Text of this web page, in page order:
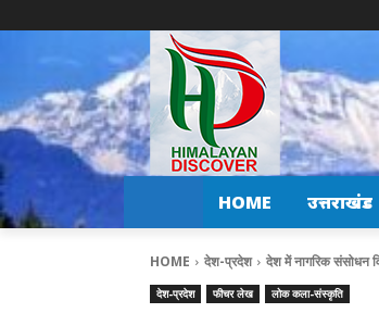
HOME उत्तराखंड
HOME देश-प्रदेश देश में नागरिक संसोधन
देश-प्रदेश फीचर लेख लोक कला-संस्कृति